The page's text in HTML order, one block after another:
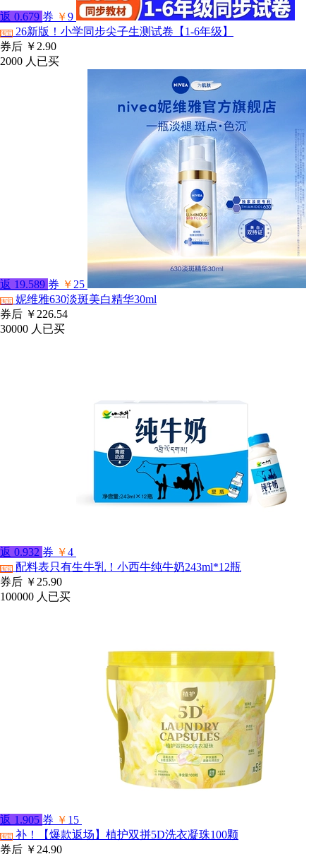
返 0.679 券 ￥9
淘宝
26新版！小学同步尖子生测试卷【1-6年级】
券后 ￥2.90
2000 人已买
返 19.589 券 ￥ 25
淘宝 妮维雅630淡斑美白精华30ml
券后 ￥226.54
30000 人已买
返 0.932 券 ￥4
淘宝 配料表只有生牛乳！小西牛纯牛奶243ml*12瓶
券后 ￥25.90
100000 人已买
返 1.905 券 ￥ 15
淘宝 补！【爆款返场】植护双拼5D洗衣凝珠100颗
券后 ￥24.90